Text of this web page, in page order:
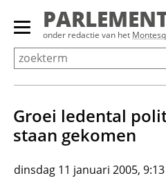
Overslaan
Primair
menu
tonen/verbergen
onder redactie van het
Groei ledental
staan gekomen
dinsdag 11 januari 2005, 9:13